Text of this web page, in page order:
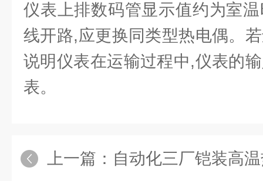
仪表上排数码管显示值约为室
线开路,应更换同类型热电偶。
说明仪表在运输过程中,仪表的
表。
上一篇： 自动化三厂铠装高